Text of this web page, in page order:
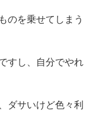
のを乗せてしまう
すし、自分でやれ
ダサいけど色々利